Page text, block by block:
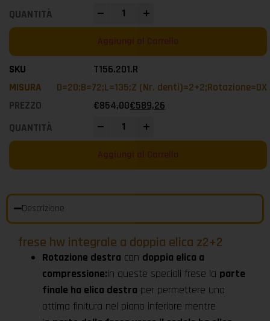
Aggiungi al Carrello
T156.201.R
D=20;B=72;L=135;Z (Nr. denti)=2+2;Rotazione=DX
€854,00€589,26
Aggiungi al Carrello
Descrizione
frese hw integrale a doppia elica z2+2
Rotazione destra con doppia elica a
compressione:in queste speciali frese la parte
finale ha elica destra per permettere una
ottima finitura nel piano inferiore mentre